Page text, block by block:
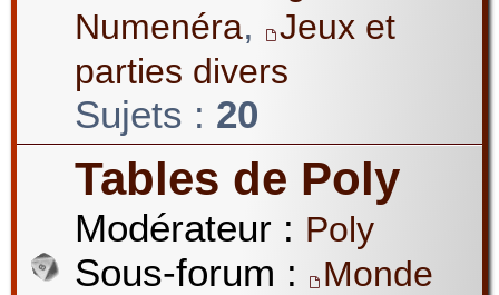
Numenéra,
Jeux et
parties divers
Sujets : 20
Tables de Poly
Modérateur : Poly
Sous-forum :
Monde